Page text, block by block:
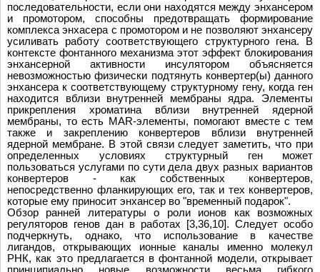
последовательности, если они находятся между энхансером
и промотором, способны предотвращать формирование
комплекса энхасера с промотором и не позволяют энхансеру
усиливать работу соответствующего структурного гена. В
контексте фонтанного механизма этот эффект блокирования
энхансерной активности инсулятором объясняется
невозможностью физически подтянуть конвертер(ы) данного
энхансера к соответствующему структурному гену, когда ген
находится вблизи внутренней мембраны ядра. Элементы
прикрепления хроматина вблизи внутренней ядерной
мембраны, то есть MAR-элементы, помогают вместе с тем
также и закреплению конвертеров вблизи внутренней
ядерной мембране. В этой связи следует заметить, что при
определенных условиях структурный ген может
пользоваться услугами по сути дела двух разных вариантов
конвертеров - как собственных конвертеров,
непосредственно фланкирующих его, так и тех конвертеров,
которые ему приносит энхансер во "временный подарок".
Обзор ранней литературы о роли ионов как возможных
регуляторов генов дан в работах [3,36,10]. Следует особо
подчеркнуть, однако, что использование в качестве
лигандов, открывающих ионные каналы именно молекул
РНК, как это предлагается в фонтанной модели, открывает
принципиально новые возможности весьма гибкого